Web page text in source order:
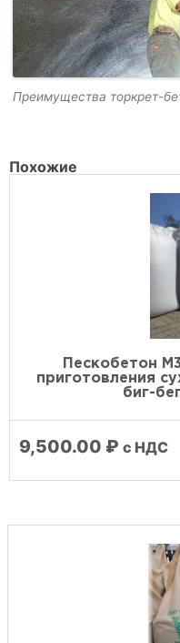
Преимущества торкрет-
Похожие
Пескобетон
приготовления
биг-
9,500.00 ₽ с НДС